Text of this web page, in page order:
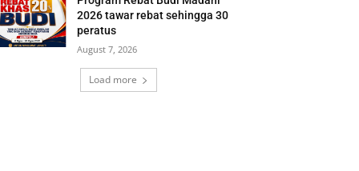
2026 tawar rebat sehingga 30
peratus
August 7, 2026
Load more